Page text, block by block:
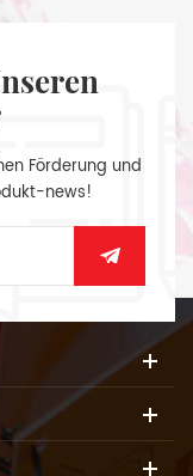
Förderung und
news!